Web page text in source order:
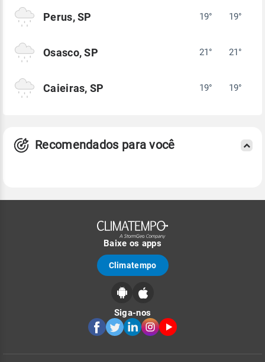
Perus, SP 19° 19°
Osasco, SP 21° 21°
Caieiras, SP 19° 19°
Recomendados para você
Baixe os apps
Climatempo
Siga-nos